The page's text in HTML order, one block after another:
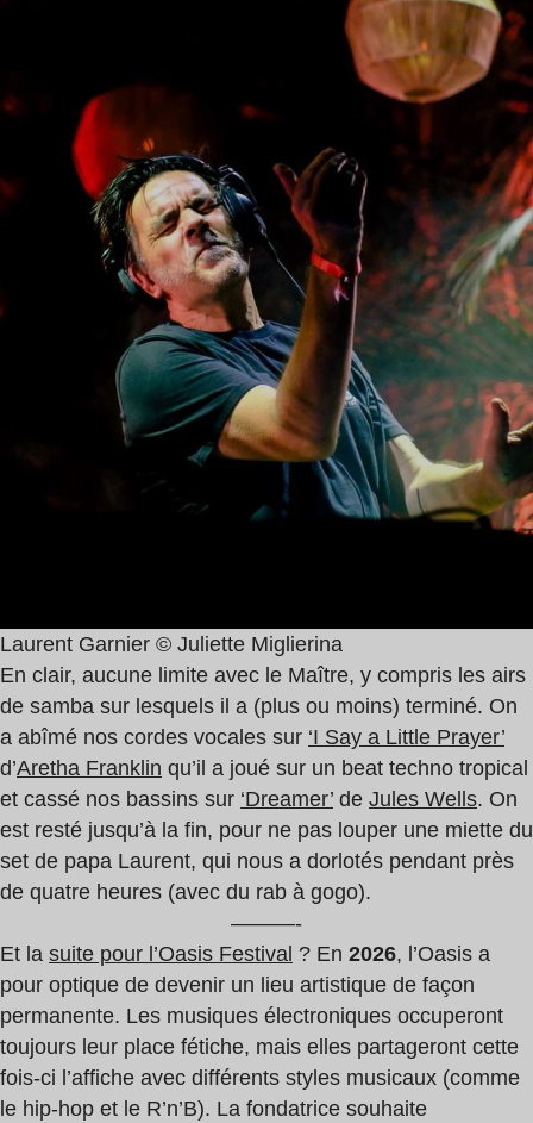
Laurent Garnier © Juliette Miglierina
En clair, aucune limite avec le Maître, y compris les airs
de samba sur lesquels il a (plus ou moins) terminé. On
a abîmé nos cordes vocales sur ‘I Say a Little Prayer’
d’Aretha Franklin qu’il a joué sur un beat techno tropical
et cassé nos bassins sur ‘Dreamer’ de Jules Wells. On
est resté jusqu’à la fin, pour ne pas louper une miette du
set de papa Laurent, qui nous a dorlotés pendant près
de quatre heures (avec du rab à gogo).
———-
Et la suite pour l’Oasis Festival ? En 2026, l’Oasis a
pour optique de devenir un lieu artistique de façon
permanente. Les musiques électroniques occuperont
toujours leur place fétiche, mais elles partageront cette
fois-ci l’affiche avec différents styles musicaux (comme
le hip-hop et le R’n’B). La fondatrice souhaite